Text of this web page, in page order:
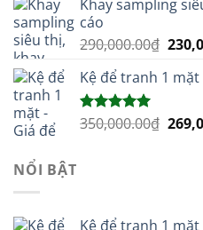
là:
Khay sampling
cáo
290,000.00₫ Giá
là:
Kệ để tranh 1
Được xếp
350,000.00₫ Giá
NỔI BẬT
Kệ để tranh 1